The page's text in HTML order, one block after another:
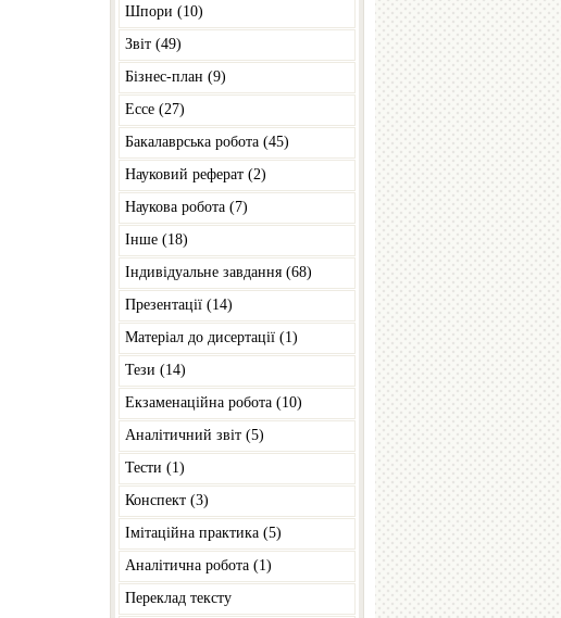
Шпори (10)
Звіт (49)
Бізнес-план (9)
Ессе (27)
Бакалаврська робота (45)
Науковий реферат (2)
Наукова робота (7)
Інше (18)
Індивідуальне завдання (68)
Презентації (14)
Матеріал до дисертації (1)
Тези (14)
Екзаменаційна робота (10)
Аналітичний звіт (5)
Тести (1)
Конспект (3)
Імітаційна практика (5)
Аналітична робота (1)
Переклад тексту